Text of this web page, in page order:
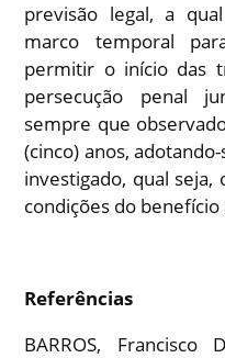
previsão legal, a
marco temporal
permitir o início das
persecução penal
sempre que
(cinco) anos,
investigado, qual
condições do
Referências
BARROS, Francisco